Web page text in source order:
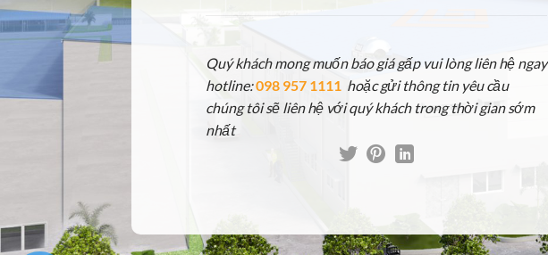
Quý khách mong muốn báo giá gấp vui lòng liên hệ ngay
hotline:098 957 1111 hoặc gửi thông tin yêu cầu
chúng tôi sẽ liên hệ với quý khách trong thời gian sớm
nhất